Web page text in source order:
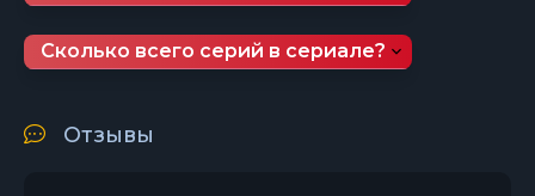
Сколько всего серий в сериале?
Отзывы